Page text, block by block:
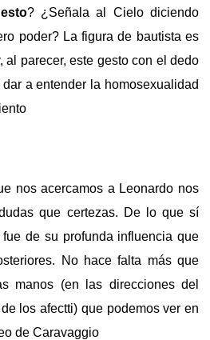
? ¿Señala al Cielo diciendo
poder? La figura de bautista es
al parecer, este gesto con el dedo
a entender la homosexualidad
nos acercamos a Leonardo nos
que certezas. De lo que sí
de su profunda influencia que
No hace falta más que
manos (en las direcciones del
los afectti) que podemos ver en
de Caravaggio